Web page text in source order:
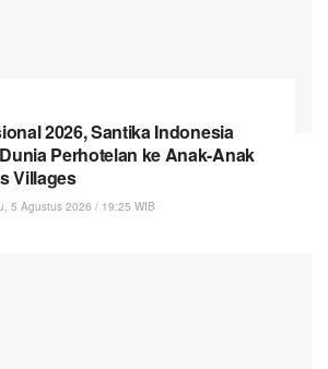
2026, Santika Indonesia
Perhotelan ke Anak-Anak
Villages
5 Agustus 2026 / 19:25 WIB